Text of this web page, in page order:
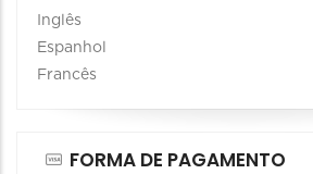
Inglês
Espanhol
Francês
FORMA DE PAGAMENTO